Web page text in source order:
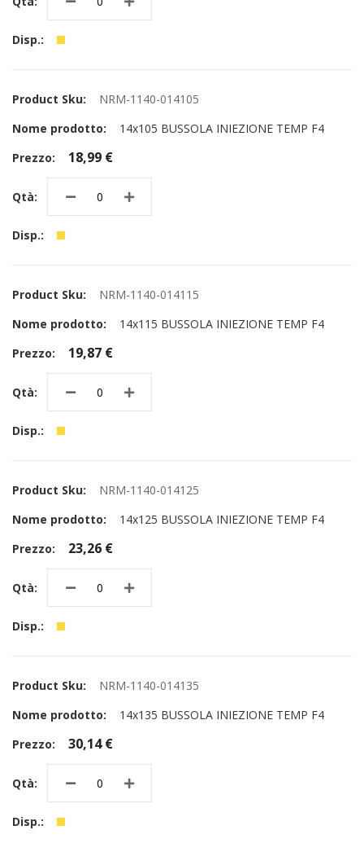
NRM-1140-014105
14x105 BUSSOLA INIEZIONE TEMP F4
18,99 €
NRM-1140-014115
14x115 BUSSOLA INIEZIONE TEMP F4
19,87 €
NRM-1140-014125
14x125 BUSSOLA INIEZIONE TEMP F4
23,26 €
NRM-1140-014135
14x135 BUSSOLA INIEZIONE TEMP F4
30,14 €